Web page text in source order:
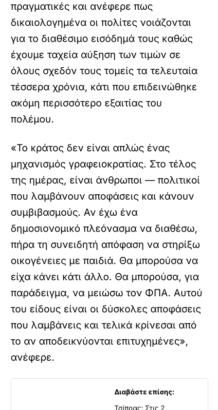
πραγματικές και ανέφερε πως
δικαιολογημένα οι πολίτες νοιάζονται
για το διαθέσιμο εισόδημά τους καθώς
έχουμε ταχεία αύξηση των τιμών σε
όλους σχεδόν τους τομείς τα τελευταία
τέσσερα χρόνια, κάτι που επιδεινώθηκε
ακόμη περισσότερο εξαιτίας του
πολέμου.
«Το κράτος δεν είναι απλώς ένας
μηχανισμός γραφειοκρατίας. Στο τέλος
της ημέρας, είναι άνθρωποι — πολιτικοί
που λαμβάνουν αποφάσεις και κάνουν
συμβιβασμούς. Αν έχω ένα
δημοσιονομικό πλεόνασμα να διαθέσω,
πήρα τη συνειδητή απόφαση να στηρίξω
οικογένειες με παιδιά. Θα μπορούσα να
είχα κάνει κάτι άλλο. Θα μπορούσα, για
παράδειγμα, να μειώσω τον ΦΠΑ. Αυτού
του είδους είναι οι δύσκολες αποφάσεις
που λαμβάνεις και τελικά κρίνεσαι από
το αν αποδεικνύονται επιτυχημένες»,
ανέφερε.
Διαβάστε επίσης:
Τσίπρας: Στις 2